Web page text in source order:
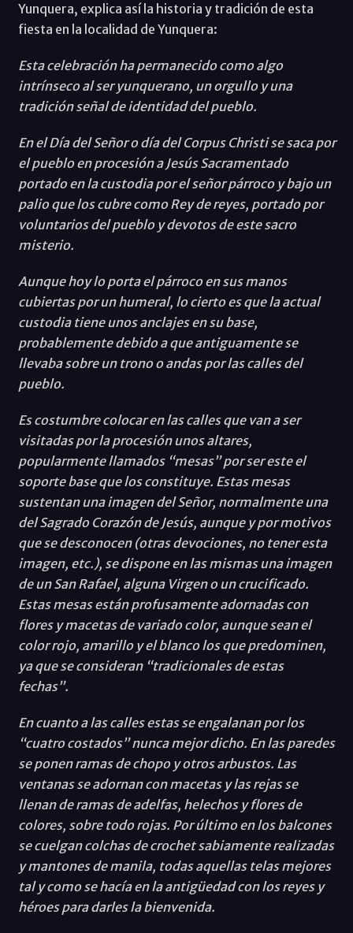
Yunquera, explica así la historia y tradición de esta
fiesta en la localidad de Yunquera:
Esta celebración ha permanecido como algo
intrínseco al ser yunquerano, un orgullo y una
tradición señal de identidad del pueblo.
En el Día del Señor o día del Corpus Christi se saca por
el pueblo en procesión a Jesús Sacramentado
portado en la custodia por el señor párroco y bajo un
palio que los cubre como Rey de reyes, portado por
voluntarios del pueblo y devotos de este sacro
misterio.
Aunque hoy lo porta el párroco en sus manos
cubiertas por un humeral, lo cierto es que la actual
custodia tiene unos anclajes en su base,
probablemente debido a que antiguamente se
llevaba sobre un trono o andas por las calles del
pueblo.
Es costumbre colocar en las calles que van a ser
visitadas por la procesión unos altares,
popularmente llamados “mesas” por ser este el
soporte base que los constituye. Estas mesas
sustentan una imagen del Señor, normalmente una
del Sagrado Corazón de Jesús, aunque y por motivos
que se desconocen (otras devociones, no tener esta
imagen, etc.), se dispone en las mismas una imagen
de un San Rafael, alguna Virgen o un crucificado.
Estas mesas están profusamente adornadas con
flores y macetas de variado color, aunque sean el
color rojo, amarillo y el blanco los que predominen,
ya que se consideran “tradicionales de estas
fechas”.
En cuanto a las calles estas se engalanan por los
“cuatro costados” nunca mejor dicho. En las paredes
se ponen ramas de chopo y otros arbustos. Las
ventanas se adornan con macetas y las rejas se
llenan de ramas de adelfas, helechos y flores de
colores, sobre todo rojas. Por último en los balcones
se cuelgan colchas de crochet sabiamente realizadas
y mantones de manila, todas aquellas telas mejores
tal y como se hacía en la antigüedad con los reyes y
héroes para darles la bienvenida.